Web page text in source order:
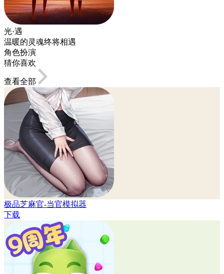
光·遇
温暖的灵魂终将相遇
角色扮演
猜你喜欢
查看全部
极品芝麻官-当官模拟器
下载